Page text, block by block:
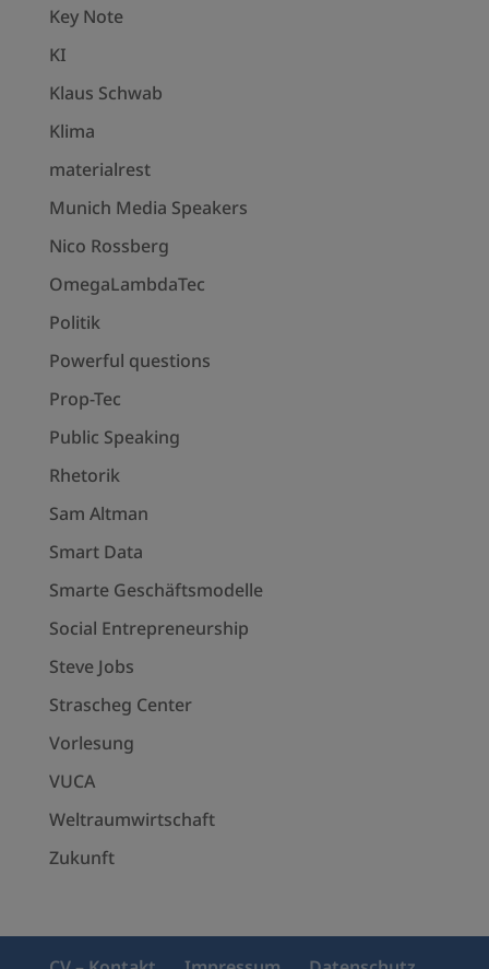
Key Note
KI
Klaus Schwab
Klima
materialrest
Munich Media Speakers
Nico Rossberg
OmegaLambdaTec
Politik
Powerful questions
Prop-Tec
Public Speaking
Rhetorik
Sam Altman
Smart Data
Smarte Geschäftsmodelle
Social Entrepreneurship
Steve Jobs
Strascheg Center
Vorlesung
VUCA
Weltraumwirtschaft
Zukunft